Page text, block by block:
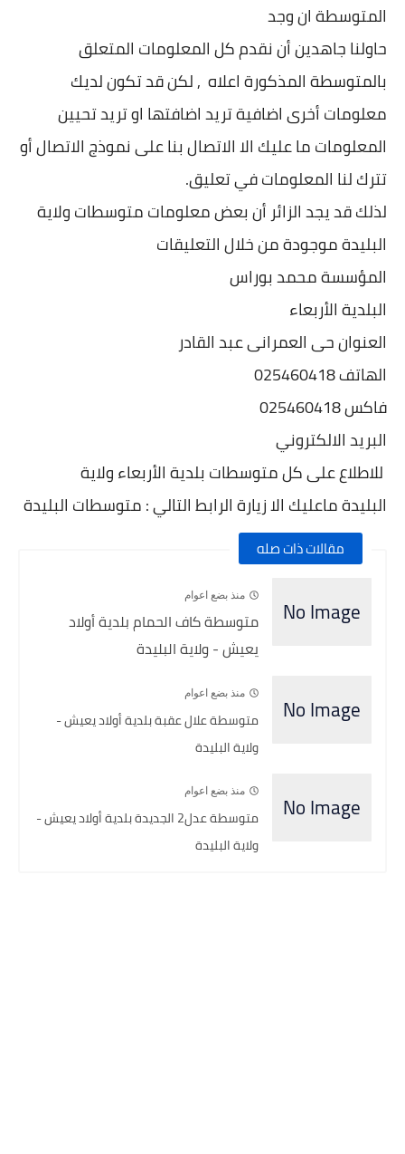
المتوسطة ان وجد
حاولنا جاهدين أن نقدم كل المعلومات المتعلق
بالمتوسطة المذكورة اعلاه , لكن قد تكون لديك
معلومات أخرى اضافية تريد اضافتها او تريد تحيين
المعلومات ما عليك الا الاتصال بنا على نموذج الاتصال أو
تترك لنا المعلومات في تعليق.
لذلك قد يجد الزائر أن بعض معلومات متوسطات ولاية
البليدة موجودة من خلال التعليقات
المؤسسة محمد بوراس
البلدية الأربعاء
العنوان حى العمرانى عبد القادر
الهاتف 025460418
فاكس 025460418
البريد الالكتروني
للاطلاع على كل متوسطات بلدية الأربعاء ولاية
البليدة ماعليك الا زيارة الرابط التالي : متوسطات البليدة
مقالات ذات صله
منذ بضع اعوام
متوسطة كاف الحمام بلدية أولاد
يعيش - ولاية البليدة
منذ بضع اعوام
متوسطة علال عقبة بلدية أولاد يعيش -
ولاية البليدة
منذ بضع اعوام
متوسطة عدل2 الجديدة بلدية أولاد يعيش -
ولاية البليدة